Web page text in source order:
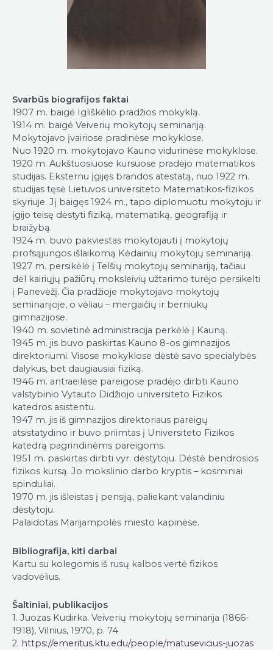
Svarbūs biografijos faktai
1907 m. baigė Igliškėlio pradžios mokyklą.
1914 m. baigė Veiverių mokytojų seminariją.
Mokytojavo įvairiose pradinėse mokyklose.
Nuo 1920 m. mokytojavo Kauno vidurinėse mokyklose.
1920 m. Aukštuosiuose kursuose pradėjo matematikos
studijas. Eksternu įgijęs brandos atestatą, nuo 1922 m.
studijas tęsė Lietuvos universiteto Matematikos-fizikos
skyriuje. Jį baigęs 1924 m., tapo diplomuotu mokytoju ir
įgijo teisę dėstyti fiziką, matematiką, geografiją ir
braižybą.
1924 m. buvo pakviestas mokytojauti į mokytojų
profsąjungos išlaikomą Kėdainių mokytojų seminariją.
1927 m. persikėlė į Telšių mokytojų seminariją, tačiau
dėl kairiųjų pažiūrų moksleivių užtarimo turėjo persikelti
į Panevėžį. Čia pradžioje mokytojavo mokytojų
seminarijoje, o vėliau – mergaičių ir berniukų
gimnazijose.
1940 m. sovietinė administracija perkėlė į Kauną.
1945 m. jis buvo paskirtas Kauno 8-os gimnazijos
direktoriumi. Visose mokyklose dėstė savo specialybės
dalykus, bet daugiausiai fiziką.
1946 m. antraeilėse pareigose pradėjo dirbti Kauno
valstybinio Vytauto Didžiojo universiteto Fizikos
katedros asistentu.
1947 m. jis iš gimnazijos direktoriaus pareigų
atsistatydino ir buvo priimtas į Universiteto Fizikos
katedrą pagrindinėms pareigoms.
1951 m. paskirtas dirbti vyr. dėstytoju. Dėstė bendrosios
fizikos kursą. Jo mokslinio darbo kryptis – kosminiai
spinduliai.
1970 m. jis išleistas į pensiją, paliekant valandiniu
dėstytoju.
Palaidotas Marijampolės miesto kapinėse.
Bibliografija, kiti darbai
Kartu su kolegomis iš rusų kalbos vertė fizikos
vadovėlius.
Šaltiniai, publikacijos
1. Juozas Kudirka. Veiverių mokytojų seminarija (1866-
1918), Vilnius, 1970, p. 74
2. https://emeritus.ktu.edu/people/matusevicius-juozas